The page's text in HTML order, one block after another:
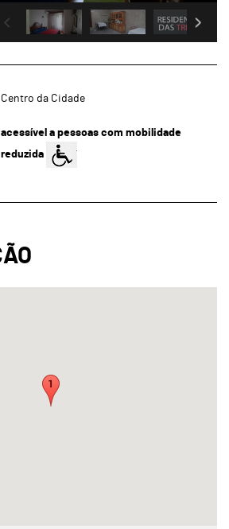
Centro da Cidade
acessível a pessoas com mobilidade
reduzida